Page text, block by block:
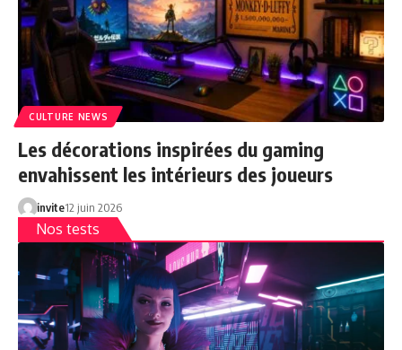
CULTURE NEWS
Les décorations inspirées du gaming
envahissent les intérieurs des joueurs
invite12 juin 2026
Nos tests